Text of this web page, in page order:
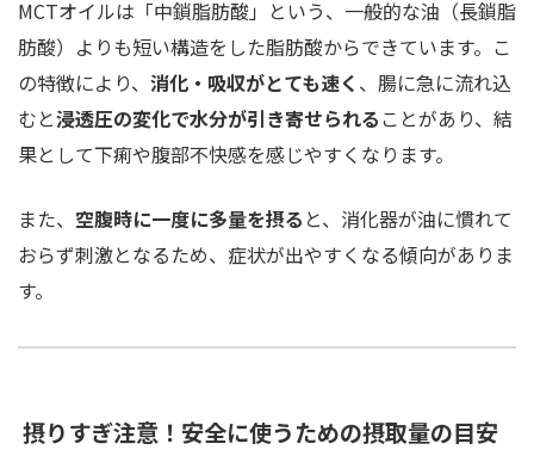
MCTオイルは「中鎖脂肪酸」という、一般的な油（長鎖脂
肪酸）よりも短い構造をした脂肪酸からできています。こ
の特徴により、 消化・吸収がとても速く 、腸に急に流れ込
むと浸透圧の変化で水分が引き寄せられる ことがあり、結
果として下痢や腹部不快感を感じやすくなります。
また、 空腹時に一度に多量を摂る と、消化器が油に慣れて
おらず刺激となるため、症状が出やすくなる傾向がありま
す。
摂りすぎ注意！安全に使うための摂取量の目安